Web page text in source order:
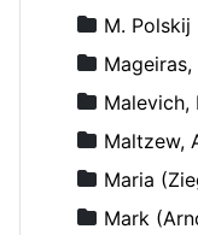
M. Polskij
Mageiras,
Malevich,
Maltzew,
Maria
Mark